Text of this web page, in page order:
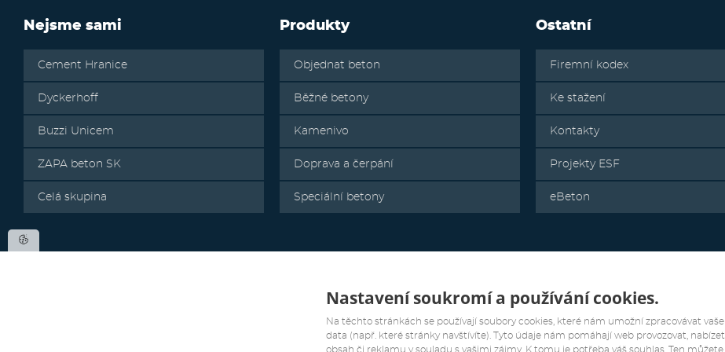
Nejsme sami
Cement Hranice
Dyckerhoff
Buzzi Unicem
ZAPA beton SK
Celá skupina
Produkty
Objednat beton
Běžné betony
Kamenivo
Doprava a čerpání
Speciální betony
Ostatní
Firemní kodex
Ke stažení
Kontakty
Projekty ESF
eBeton
Nastavení soukromí a používání cookies.
Na těchto stránkách se používají soubory cookies, které nám umožní zpracovávat vaše
data (např. které stránky navštívíte). Tyto údaje nám pomáhají web provozovat, nabízet
obsah či reklamu v souladu s vašimi zájmy. K tomu je potřeba váš souhlas. Ten můžete